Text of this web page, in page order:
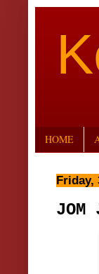
HOME
Friday,
JOM